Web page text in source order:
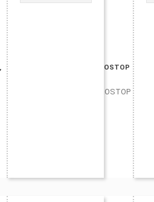
Гидростоп 94 (HIDROSTOP
Гидростоп 94 (HIDROSTOP